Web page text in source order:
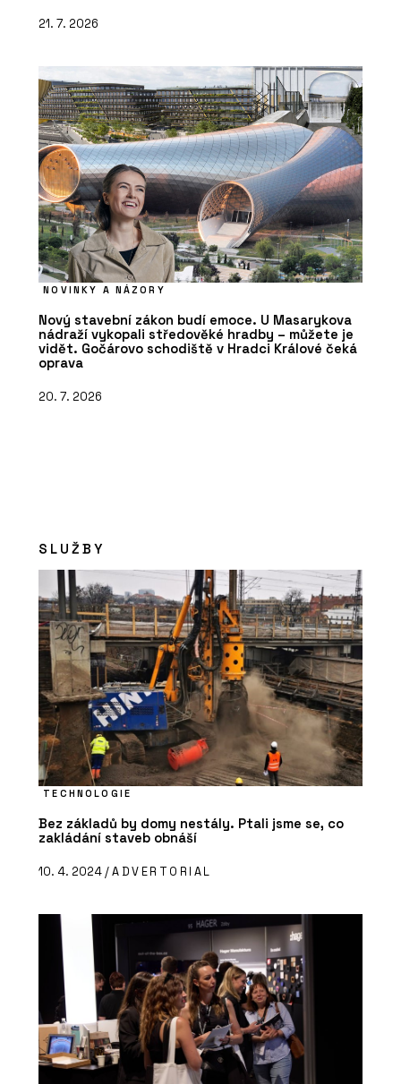
21. 7. 2026
NOVINKY A NÁZORY
Nový stavební zákon budí emoce. U Masarykova
nádraží vykopali středověké hradby – můžete je
vidět. Gočárovo schodiště v Hradci Králové čeká
oprava
20. 7. 2026
SLUŽBY
TECHNOLOGIE
Bez základů by domy nestály. Ptali jsme se, co
zakládání staveb obnáší
10. 4. 2024 /ADVERTORIAL